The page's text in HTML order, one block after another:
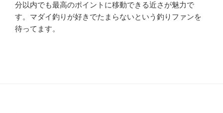
分以内でも最高のポイントに移動できる近さが魅力で
す。マダイ釣りが好きでたまらないという釣りファンを
待ってます。